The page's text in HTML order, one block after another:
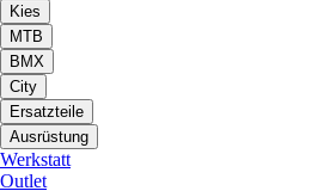
Kies
MTB
BMX
City
Ersatzteile
Ausrüstung
Werkstatt
Outlet